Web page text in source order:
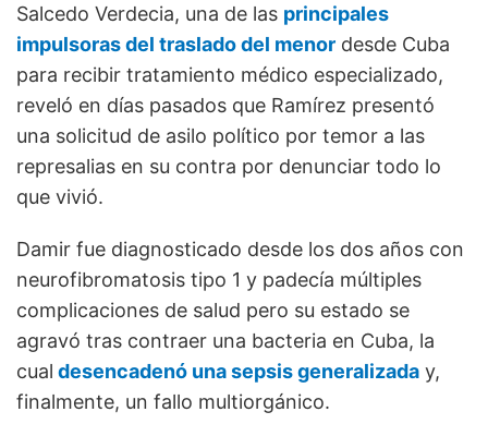
Salcedo Verdecia, una de las principales
impulsoras del traslado del menor desde Cuba
para recibir tratamiento médico especializado,
reveló en días pasados que Ramírez presentó
una solicitud de asilo político por temor a las
represalias en su contra por denunciar todo lo
que vivió.
Damir fue diagnosticado desde los dos años con
neurofibromatosis tipo 1 y padecía múltiples
complicaciones de salud pero su estado se
agravó tras contraer una bacteria en Cuba, la
cual desencadenó una sepsis generalizada y,
finalmente, un fallo multiorgánico.